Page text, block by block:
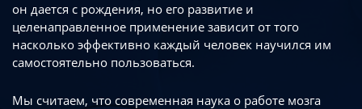
он дается с рождения, но его развитие и
целенаправленное применение зависит от того
насколько эффективно каждый человек научился им
самостоятельно пользоваться.
Мы считаем, что современная наука о работе мозга